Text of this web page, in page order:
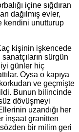
içine sığdıran
dağılmış evler,
kendini unutturup
kişinin işkencede
sürgün
günler hiç
Oysa o kapıya
ve geçmişte
Bunun bilincinde
dövüşmeyi
uzandığı her
inşaat granitten
bir milim geri